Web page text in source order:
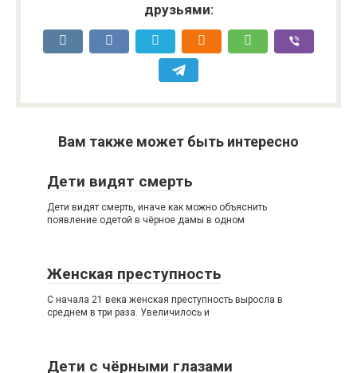
друзьями:
Вам также может быть интересно
Дети видят смерть
Дети видят смерть, иначе как можно объяснить
появление одетой в чёрное дамы в одном
Женская преступность
С начала 21 века женская преступность выросла в
среднем в три раза. Увеличилось и
Дети с чёрными глазами